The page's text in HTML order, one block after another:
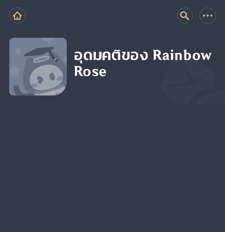
อุดมคติของ Rainbow
Rose